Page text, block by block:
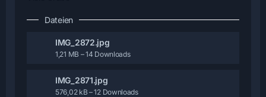
Dateien
IMG_2872.jpg
1,21 MB – 14 Downloads
IMG_2871.jpg
576,02 kB – 12 Downloads